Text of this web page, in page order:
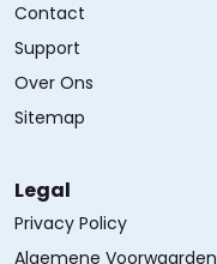
Contact
Support
Over Ons
Sitemap
Legal
Privacy Policy
Algemene Voorwaarden